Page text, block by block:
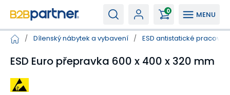
MENU
0
/ Dílenský nábytek a vybavení / ESD antistatické
ESD Euro přepravka 600 x 400 x 320 mm